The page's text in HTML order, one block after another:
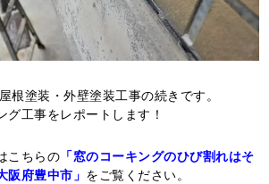
根塗装・外壁塗装工事の続きです。
工事をレポートします！
こちらの 「窓のコーキングのひび割れはそ
府豊中市」 をご覧ください。